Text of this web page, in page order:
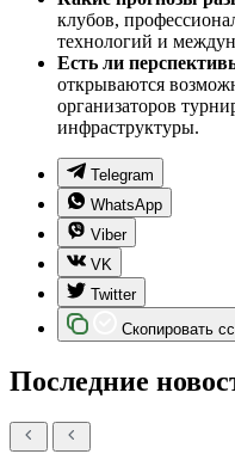
клубов,
технологий и
Есть ли
открываются
организаторов
инфраструктуры.
Telegram
WhatsApp
Viber
VK
Twitter
Скопировать
Последние